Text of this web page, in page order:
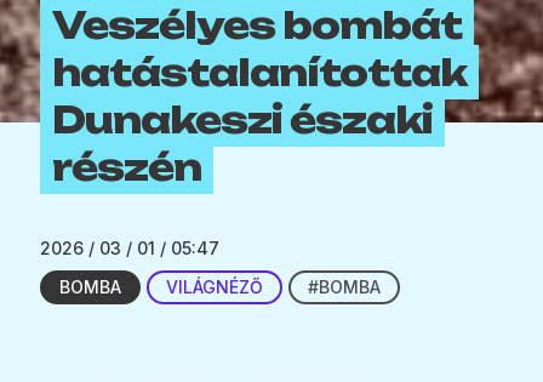
Veszélyes bombát
hatástalanítottak
Dunakeszi északi
részén
2026 / 03 / 01 / 05:47
BOMBA
VILÁGNÉZŐ #BOMBA